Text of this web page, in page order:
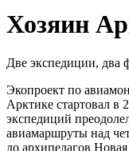
Музейные ценности
Будь добр
Видеоинтервью с